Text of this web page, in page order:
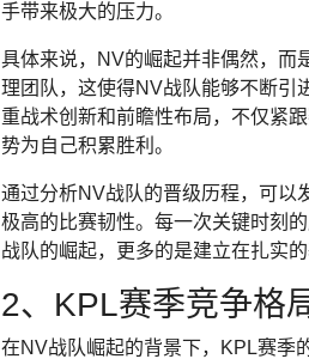
手带来极大的压力。
具体来说，NV的崛起并非偶然，而
理团队，这使得NV战队能够不断引
重战术创新和前瞻性布局，不仅紧
势为自己积累胜利。
通过分析NV战队的晋级历程，可以
极高的比赛韧性。每一次关键时刻
战队的崛起，更多的是建立在扎实
2、KPL赛季竞争格
在NV战队崛起的背景下，KPL赛季